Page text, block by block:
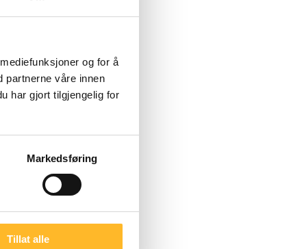
og for å
partnerne våre innen
har gjort tilgjengelig for
Markedsføring
Tillat alle